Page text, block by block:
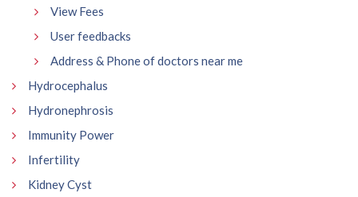
View Fees
User feedbacks
Address & Phone of doctors near me
Hydrocephalus
Hydronephrosis
Immunity Power
Infertility
Kidney Cyst